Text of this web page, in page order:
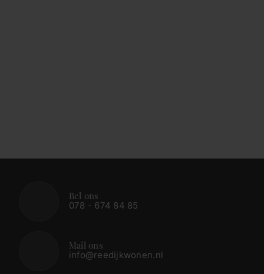
Bel ons
078 - 674 84 85
Mail ons
info@reedijkwonen.nl